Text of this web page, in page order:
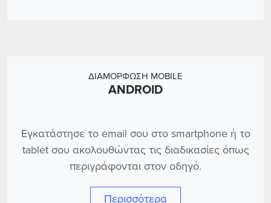
ΔΙΑΜΟΡΦΩΣΗ MOBILE
ANDROID
Εγκατάστησε το email σου στο smartphοne ή το
tablet σου ακολουθώντας τις διαδικασίες όπως
περιγράφονται στον οδηγό.
Περισσότερα